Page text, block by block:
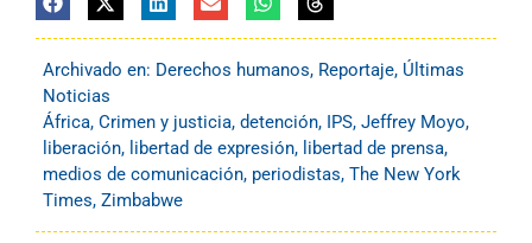
Archivado en: Derechos humanos, Reportaje, Últimas
Noticias
África, Crimen y justicia, detención, IPS, Jeffrey Moyo,
liberación, libertad de expresión, libertad de prensa,
medios de comunicación, periodistas, The New York
Times, Zimbabwe